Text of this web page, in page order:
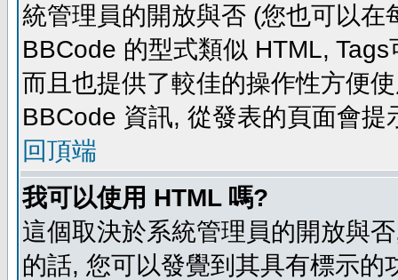
統管理員的開放與否 (您也可以
BBCode 的型式類似 HTML,
而且也提供了較佳的操作性方便
BBCode 資訊, 從發表的頁面會提
回頂端
我可以使用 HTML 嗎?
這個取決於系統管理員的開放與
的話, 您可以發覺到其具有標示